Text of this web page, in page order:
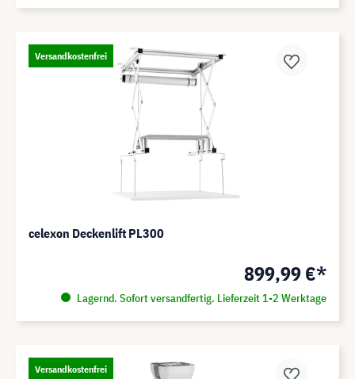
Versandkostenfrei
celexon Deckenlift PL300
899,99 €*
Lagernd. Sofort versandfertig. Lieferzeit 1-2 Werktage
Versandkostenfrei